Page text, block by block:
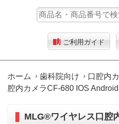
ご利用ガイド
ホーム 歯科院向け 口腔内
腔内カメラCF-680 IOS
MLG®ワイヤレス口腔